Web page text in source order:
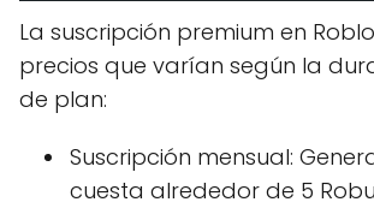
La suscripción premium en
precios que varían según la
de plan:
Suscripción mensual:
cuesta alrededor de 5